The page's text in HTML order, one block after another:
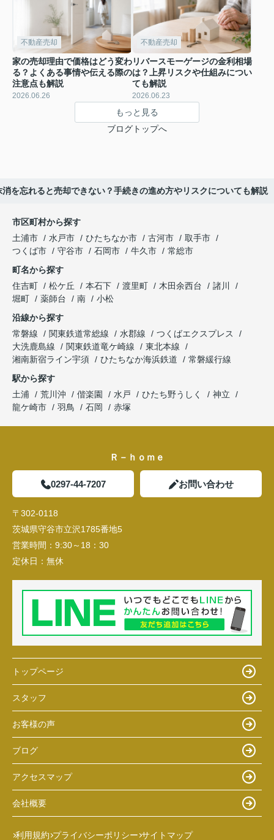
不動産売却
家の売却理由で価格はどう変わ
る？よくある事情や伝える際の
注意点も解説
2026.06.26
不動産売却
リバースモーゲージの金利相場
は？上昇リスクや仕組みについ
ても解説
2026.06.23
もっと見る
ブログトップへ
消を忘れると売却できない？手続きの進め方やリスクについても解説
市区町村から探す
土浦市
水戸市 ひたちなか市 古河市
取手市
つくば市
守谷市 石岡市 牛久市
常総市
町名から探す
住吉町
松ケ丘 本石下 渡里町 木田余西台
諸川
堀町
薬師台 南
小松
沿線から探す
常磐線
関東鉄道常総線 水郡線
つくばエクスプレス
大洗鹿島線
関東鉄道竜ケ崎線
東北本線
湘南新宿ライン宇須
ひたちなか海浜鉄道
常磐緩行線
駅から探す
土浦
荒川沖 偕楽園 水戸 ひたち野うしく
神立
龍ケ崎市
羽鳥 石岡 赤塚
Ｒ－ｈｏｍｅ
0297-44-7207 お問い合わせ
〒302-0118
茨城県守谷市立沢1785番地5
営業時間： 9:30～18：30
定休日： 無休
トップページ
スタッフ
お客様の声
ブログ
アクセスマップ
会社概要
利用規約 プライバシーポリシー サイトマップ